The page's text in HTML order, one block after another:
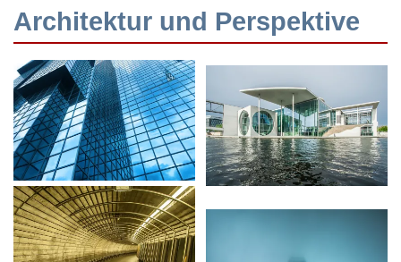
Architektur und Perspektive